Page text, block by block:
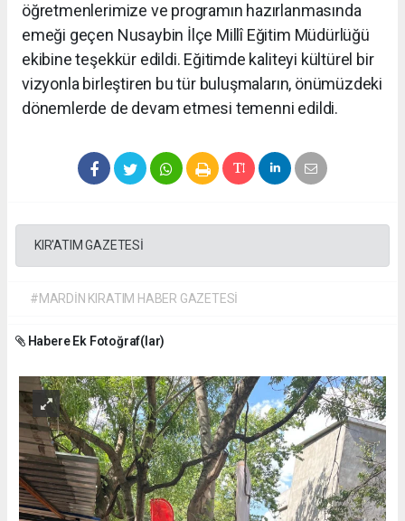
öğretmenlerimize ve programın hazırlanmasında
emeği geçen Nusaybin İlçe Millî Eğitim Müdürlüğü
ekibine teşekkür edildi. Eğitimde kaliteyi kültürel bir
vizyonla birleştiren bu tür buluşmaların, önümüzdeki
dönemlerde de devam etmesi temenni edildi.
KIR'ATIM GAZETESİ
#MARDİN KIRATIM HABER GAZETESİ
Habere Ek Fotoğraf(lar)